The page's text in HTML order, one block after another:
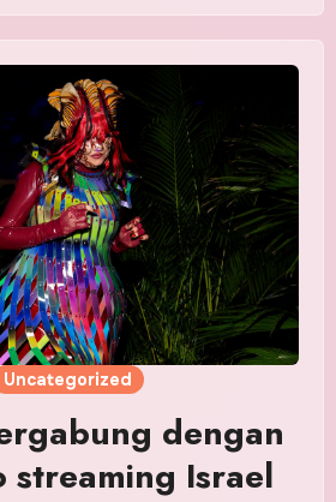
Uncategorized
dengan
streaming Israel